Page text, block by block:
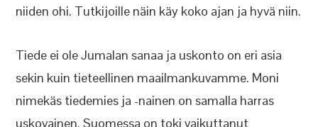
niiden ohi. Tutkijoille näin käy koko ajan ja hyvä niin.
Tiede ei ole Jumalan sanaa ja uskonto on eri asia
sekin kuin tieteellinen maailmankuvamme. Moni
nimekäs tiedemies ja -nainen on samalla harras
uskovainen. Suomessa on toki vaikuttanut